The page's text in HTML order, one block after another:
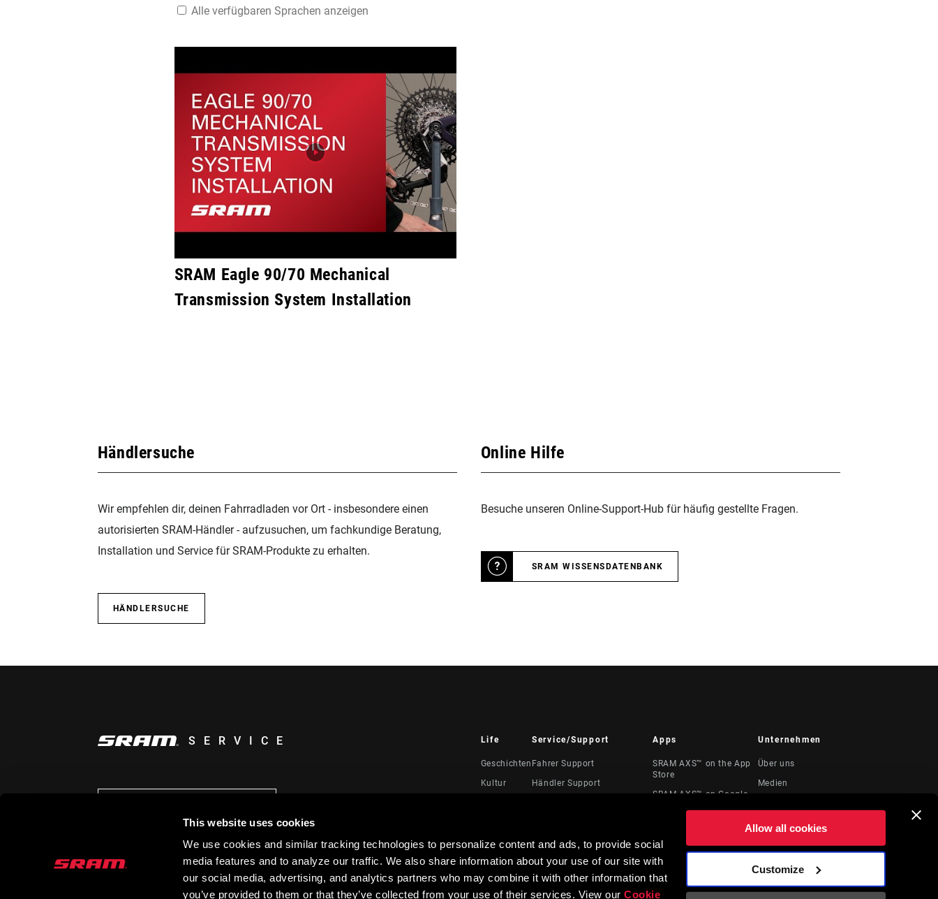
This website uses cookies
We use cookies and similar tracking technologies to personalize content and ads, to provide social
media features and to analyze our traffic. We also share information about your use of our site with
our social media, advertising, and analytics partners who may combine it with other information that
you’ve provided to them or that they’ve collected from your use of their services. View ourCookie
Allow all cookies
Customize
Alle verfügbaren Sprachen anzeigen
SRAM Eagle 90/70 Mechanical
Transmission System Installation
Händlersuche
Wir empfehlen dir, deinen Fahrradladen vor Ort - insbesondere einen
autorisierten SRAM-Händler - aufzusuchen, um fachkundige Beratung,
Installation und Service für SRAM-Produkte zu erhalten.
HÄNDLERSUCHE
Online Hilfe
Besuche unseren Online-Support-Hub für häufig gestellte Fragen.
SRAM WISSENSDATENBANK
SERVICE Life
Geschichten
Kultur
Service/Support
Fahrer Support
Händler Support
Produktregistrierung
Apps
SRAM AXS™ on the App
Store
SRAM AXS™ on Google
Unternehmen
Über uns
Medien
Logos
Ressourcen